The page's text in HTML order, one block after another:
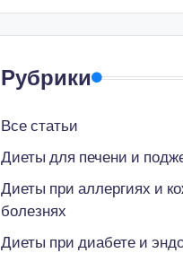
Рубрики
Все статьи
Диеты для печени и
Диеты при аллергиях и
болезнях
Диеты при диабете и